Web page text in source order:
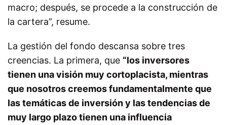
macro; después, se procede a la construcción de
la cartera”, resume.
La gestión del fondo descansa sobre tres
creencias. La primera, que “los inversores
tienen una visión muy cortoplacista, mientras
que nosotros creemos fundamentalmente que
las temáticas de inversión y las tendencias de
muy largo plazo tienen una influencia